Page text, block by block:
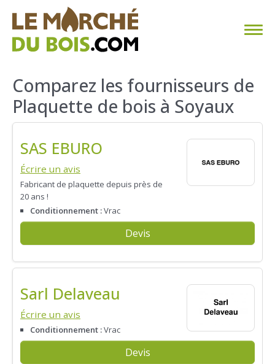
CHAUFFAGE AU BOIS
FAQ
TROUVER SON FOURNISSEUR
BLOG
ESPACE PRO
Comparez les fournisseurs de
Plaquette de bois à Soyaux
SAS EBURO
Écrire un avis
Fabricant de plaquette depuis près de
20 ans !
Conditionnement :Vrac
Devis
Sarl Delaveau
Écrire un avis
Conditionnement :Vrac
Devis